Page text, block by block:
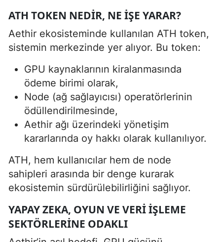
ATH TOKEN NEDIR, NE IŞE YARAR?
Aethir ekosisteminde kullanılan ATH token,
sistemin merkezinde yer alıyor. Bu token:
GPU kaynaklarının kiralanmasında
ödeme birimi olarak,
Node (ağ sağlayıcısı) operatörlerinin
ödüllendirilmesinde,
Aethir ağı üzerindeki yönetişim
kararlarında oy hakkı olarak kullanılıyor.
ATH, hem kullanıcılar hem de node
sahipleri arasında bir denge kurarak
ekosistemin sürdürülebilirliğini sağlıyor.
YAPAY ZEKA, OYUN VE VERI IŞLEME
SEKTÖRLERINE ODAKLI